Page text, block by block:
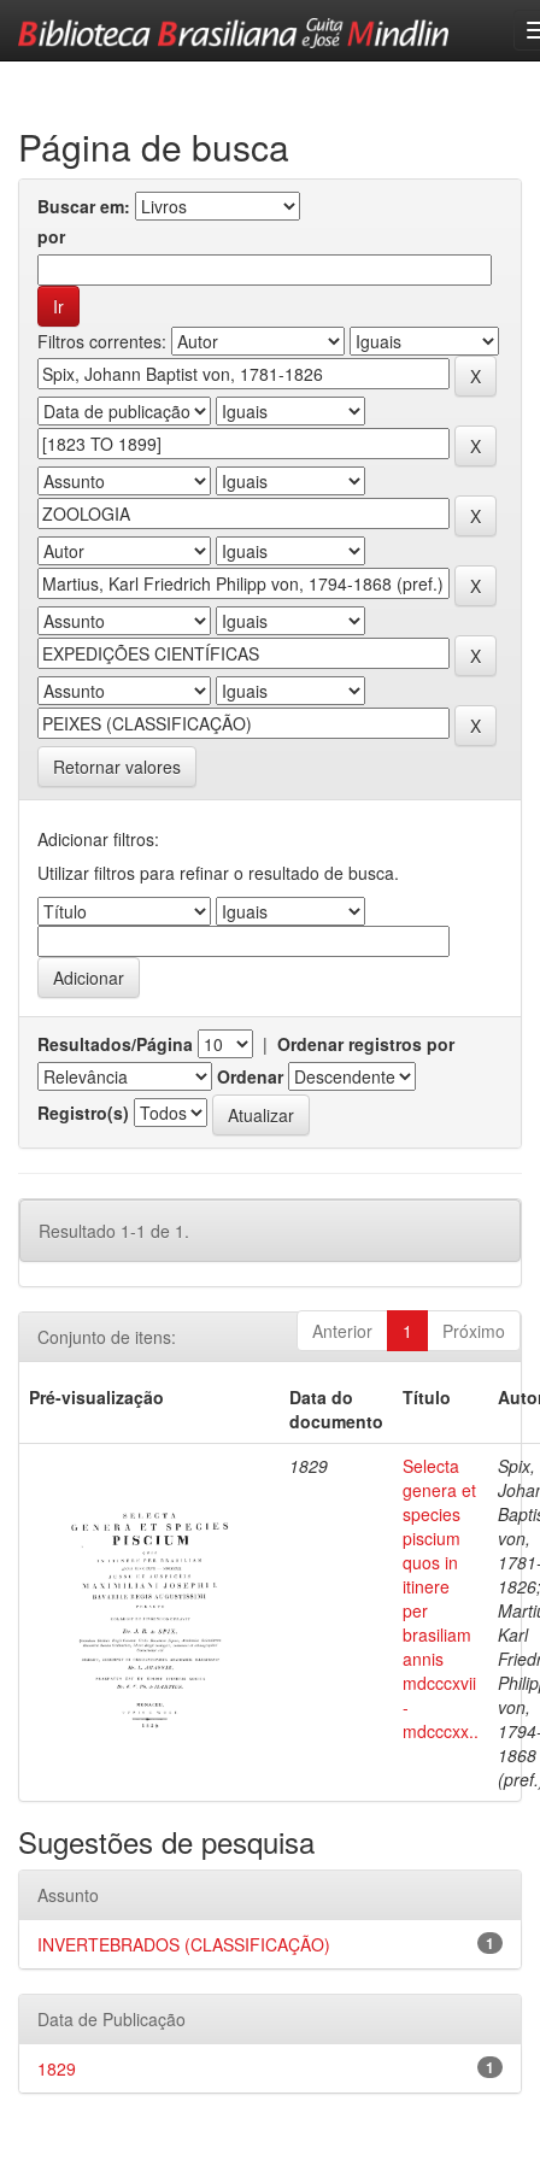
Página de busca
Buscar em:
por
Filtros correntes:
Retornar valores
Adicionar filtros:
Utilizar filtros para refinar o resultado de busca.
Resultados/Página | Ordenar registros por
Ordenar
Registro(s)
Resultado 1-1 de 1.
Anterior 1 Próximo
Conjunto de itens:
Pré-visualização
Data do
documento
Título
1829
Selecta
genera et
species
piscium
quos in
itinere
per
brasiliam
annis
mdcccxvii
-
mdcccxx..
Spix,
von,
1826;
Karl
von,
1868
Sugestões de pesquisa
Assunto
1
INVERTEBRADOS (CLASSIFICAÇÃO)
Data de Publicação
1
1829